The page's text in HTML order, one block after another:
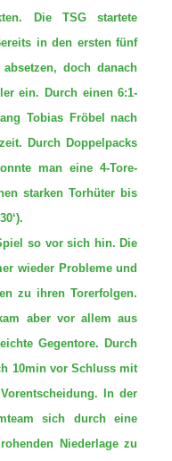
Die TSG startete
in den ersten fünf
doch danach
ein. Durch einen 6:1-
Tobias Fröbel nach
Durch Doppelpacks
man eine 4-Tore-
starken Torhüter bis
so vor sich hin. Die
wieder Probleme und
zu ihren Torerfolgen.
aber vor allem aus
Gegentore. Durch
10min vor Schluss mit
In der
sich durch eine
Niederlage zu